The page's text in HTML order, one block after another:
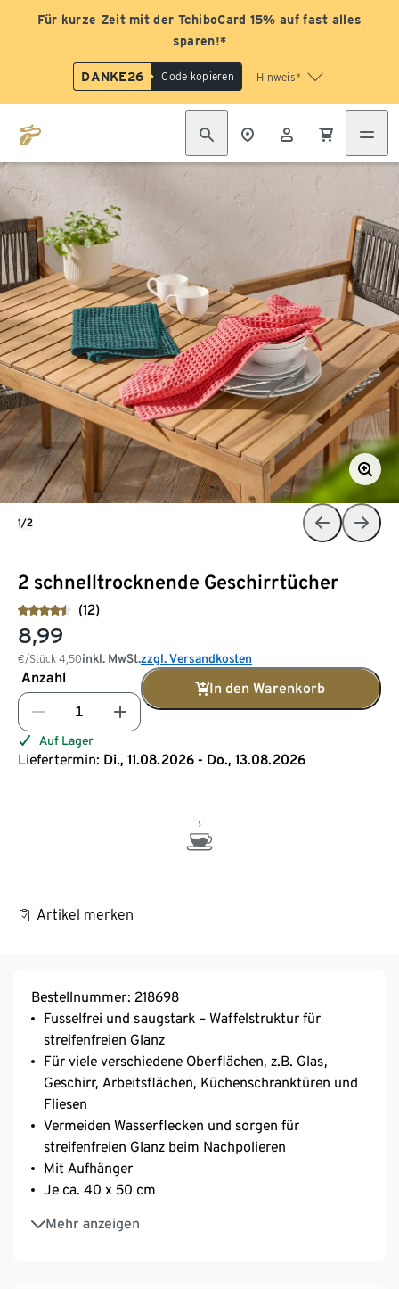
Für kurze Zeit mit der TchiboCard 15% auf fast alles
sparen!*
DANKE26 Code kopieren Hinweis*
2 schnelltrocknende Geschirrtücher
(12)
8,99
€/Stück 4,50inkl. MwSt.zzgl. Versandkosten
Anzahl
In den Warenkorb
Auf Lager
Liefertermin: Di., 11.08.2026 - Do., 13.08.2026
Artikel merken
1/2
Bestellnummer: 218698
Fusselfrei und saugstark – Waffelstruktur für
streifenfreien Glanz
Für viele verschiedene Oberflächen, z.B. Glas,
Geschirr, Arbeitsflächen, Küchenschranktüren und
Fliesen
Vermeiden Wasserflecken und sorgen für
streifenfreien Glanz beim Nachpolieren
Mit Aufhänger
Je ca. 40 x 50 cm
Mehr anzeigen
Schnelltrocknend